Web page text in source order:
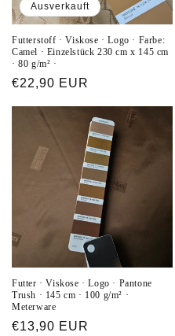
Ausverkauft
Futterstoff · Viskose · Logo · Farbe:
Camel · Einzelstück 230 cm x 145 cm
· 80 g/m² ·
Normaler
€22,90 EUR
Futter · Viskose · Logo · Pantone
Trush · 145 cm · 100 g/m² ·
Meterware
Normaler
€13,90 EUR